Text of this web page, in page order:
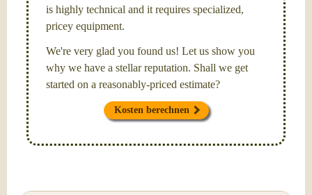
is highly technical and it requires specialized,
pricey equipment.
We're very glad you found us! Let us show you
why we have a stellar reputation. Shall we get
started on a reasonably-priced estimate?
Kosten berechnen